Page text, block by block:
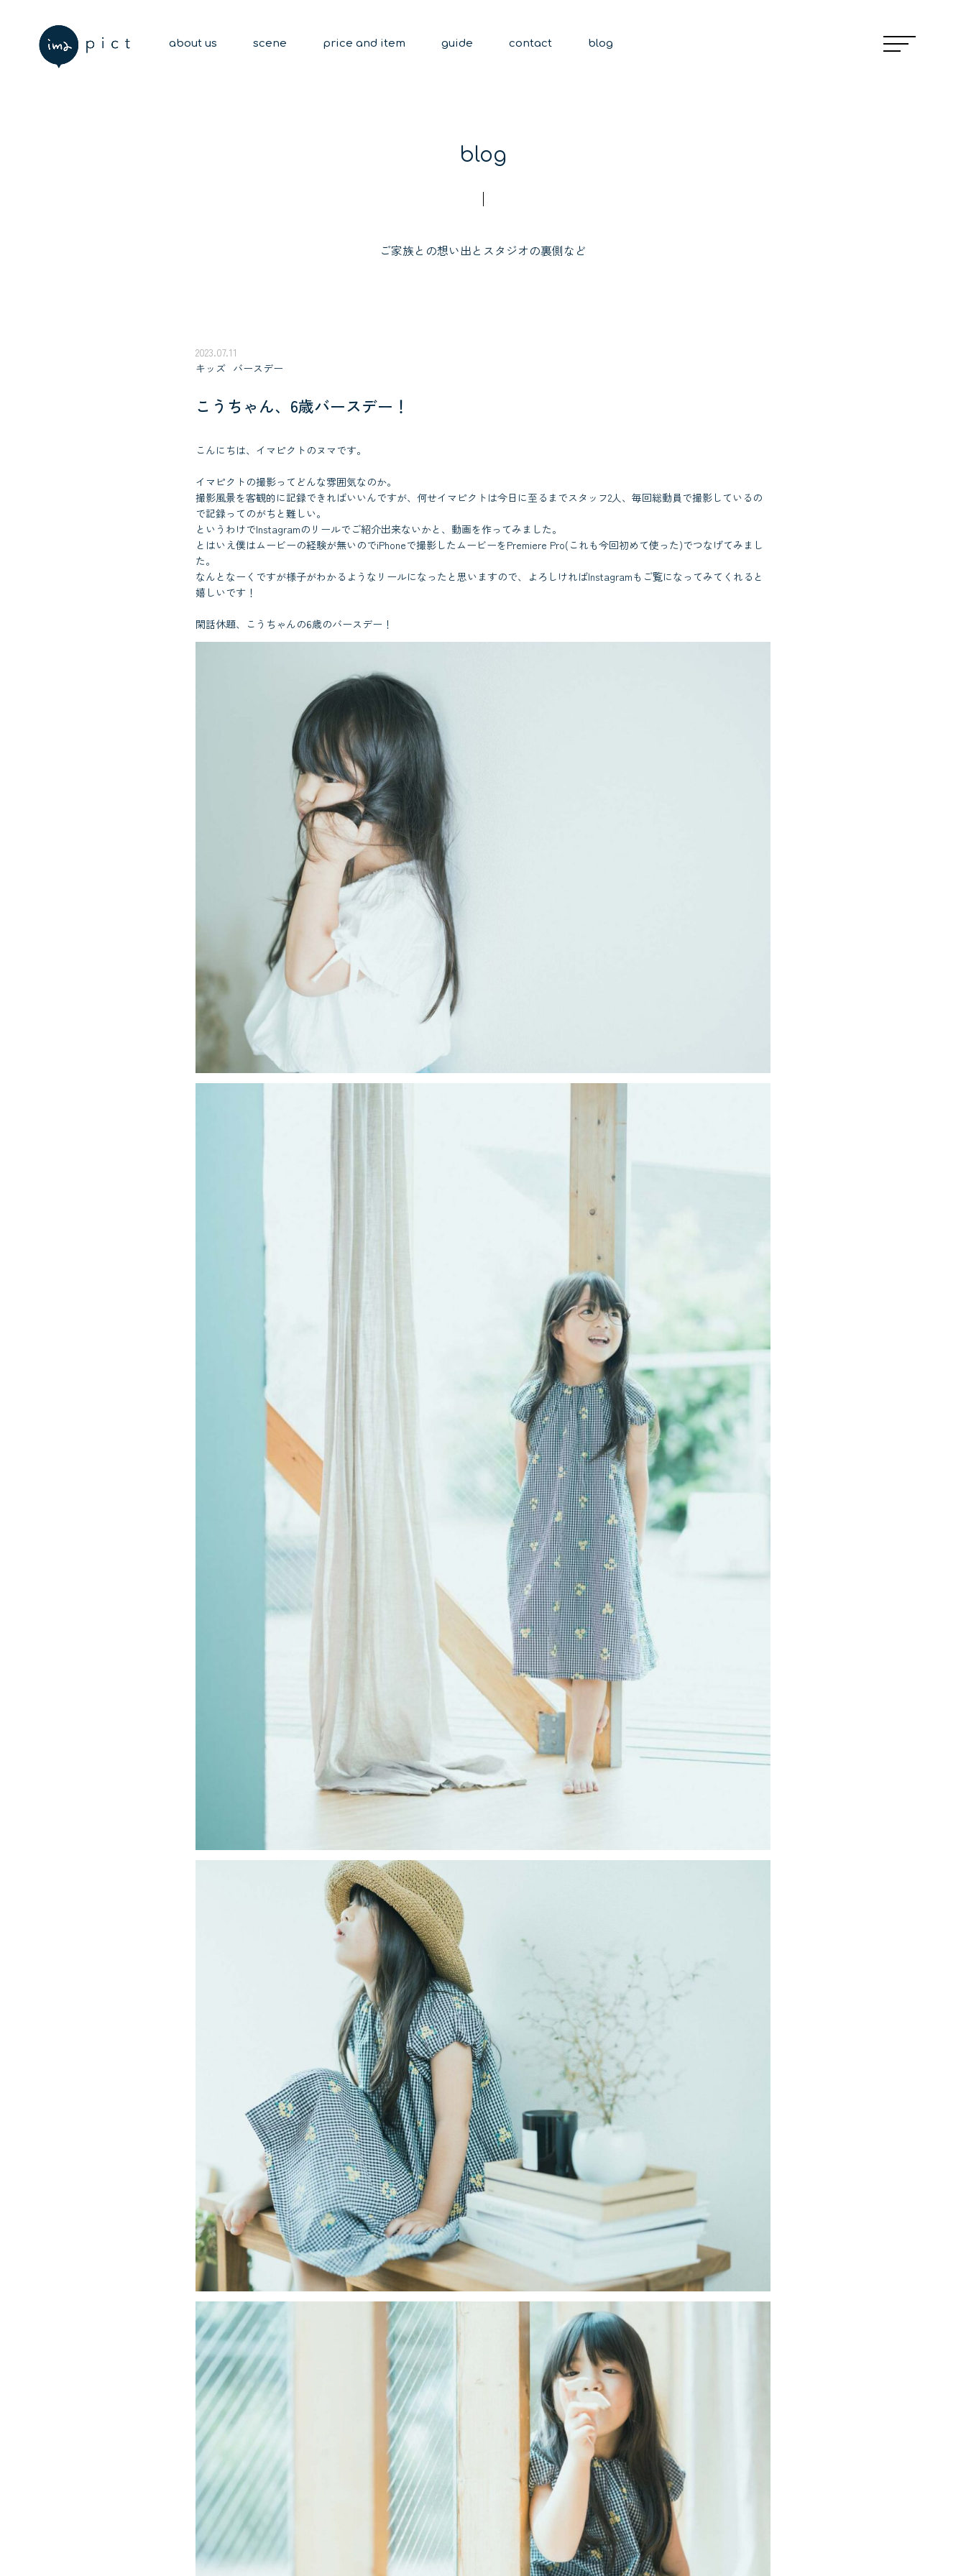
about us scene price and item guide contact blog
blog
ご家族との想い出とスタジオの裏側など
2023.07.11
キッズ バースデー
こうちゃん、6歳バースデー！
こんにちは、イマピクトのヌマです。
イマピクトの撮影ってどんな雰囲気なのか。
撮影風景を客観的に記録できればいいんですが、何せイマピクトは今日に至るまでスタッフ2人、毎回総動員で撮影しているの
で記録ってのがちと難しい。
というわけでInstagramのリールでご紹介出来ないかと、動画を作ってみました。
とはいえ僕はムービーの経験が無いのでiPhoneで撮影したムービーをPremiere Pro(これも今回初めて使った)でつなげてみまし
た。
なんとなーくですが様子がわかるようなリールになったと思いますので、よろしければInstagramもご覧になってみてくれると
嬉しいです！
閑話休題、こうちゃんの6歳のバースデー！